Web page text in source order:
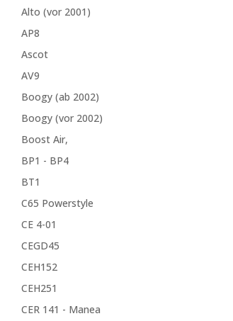
Alto (vor 2001)
AP8
Ascot
AV9
Boogy (ab 2002)
Boogy (vor 2002)
Boost Air,
BP1 - BP4
BT1
C65 Powerstyle
CE 4-01
CEGD45
CEH152
CEH251
CER 141 - Manea